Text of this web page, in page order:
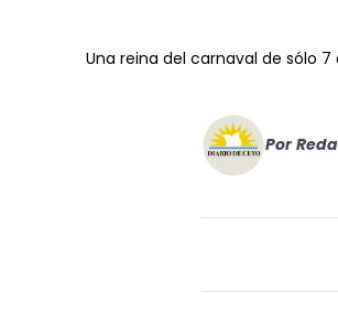
Una reina del carnaval de sólo 7
Por